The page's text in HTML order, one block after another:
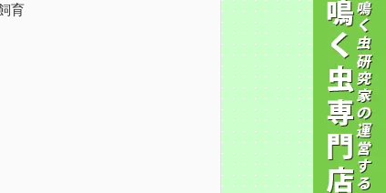
育